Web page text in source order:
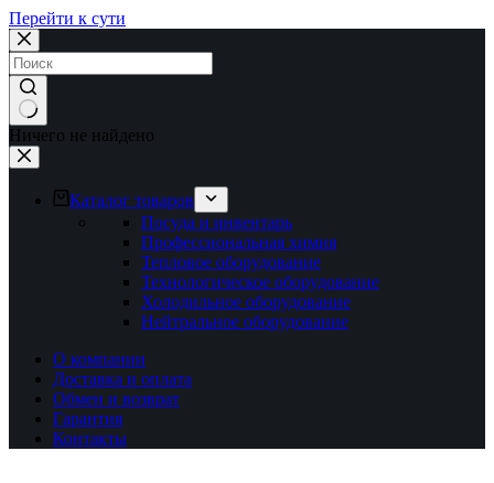
Перейти к сути
Ничего не найдено
Каталог товаров
Посуда и инвентарь
Профессиональная химия
Тепловое оборудование
Технологическое оборудование
Холодильное оборудование
Нейтральное оборудование
О компании
Доставка и оплата
Обмен и возврат
Гарантия
Контакты